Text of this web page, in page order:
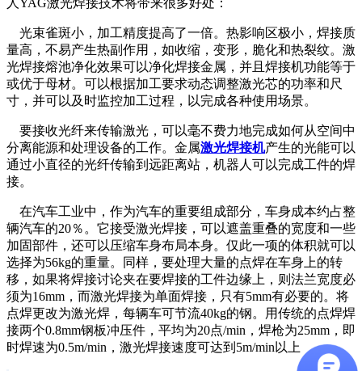
光束雀斑小，加工精度提高了一倍。热影响区极小，焊接质
量高，不易产生热副作用，如收缩，变形，脆化和热裂纹。激
光焊接熔池净化效果可以净化焊接金属，并且焊接机功能等于
或优于母材。可以根据加工要求动态调整激光芯的功率和尺
寸，并可以及时监控加工过程，以完成各种使用场景。
要接收光纤来传输激光，可以毫不费力地完成如何从空间中
分离能源和处理设备的工作。金属激光焊接机产生的光能可以
通过小直径的光纤传输到远距离站，机器人可以完成工件的焊
接。
在汽车工业中，作为汽车的重要组成部分，车身成本约占整
辆汽车的20％。它接受激光焊接，可以遮盖重叠的宽度和一些
加固部件，还可以压缩车身布局本身。仅此一项的体积就可以
选择为56kg的重量。同样，要处理大量的点焊在车身上的转
移，如果将焊接讨论夹在要焊接的工件边缘上，则法兰宽度必
须为16mm，而激光焊接为单面焊接，只有5mm有必要的。将
点焊更改为激光焊，每辆车可节流40kg的钢。用传统的点焊焊
接两个0.8mm钢板冲压件，平均为20点/min，焊枪为25mm，即
时焊速为0.5m/min，激光焊接速度可达到5m/min以上